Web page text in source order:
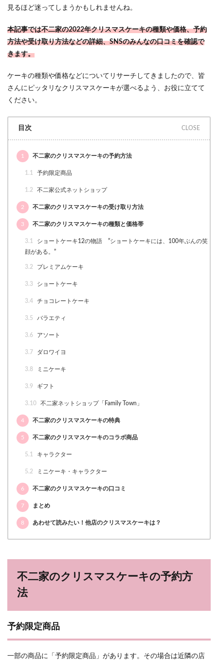
見るほど迷ってしまうかもしれませんね。
本記事では不二家の2022年クリスマスケーキの種類や価格、予約
方法や受け取り方法などの詳細、SNSのみんなの口コミを確認で
きます。
ケーキの種類や価格などについてリサーチしてきましたので、皆
さんにピッタリなクリスマスケーキが選べるよう、お役に立てて
ください。
目次
1 不二家のクリスマスケーキの予約方法
1.1 予約限定商品
1.2 不二家公式ネットショップ
2 不二家のクリスマスケーキの受け取り方法
3 不二家のクリスマスケーキの種類と価格帯
3.1
ショートケーキ12の物語 ”ショートケーキには、100年ぶんの笑
顔がある。”
3.2 プレミアムケーキ
3.3 ショートケーキ
3.4 チョコレートケーキ
3.5 バラエティ
3.6 アソート
3.7 ダロワイヨ
3.8 ミニケーキ
3.9 ギフト
3.10 不二家ネットショップ「Family Town」
4 不二家のクリスマスケーキの特典
5 不二家のクリスマスケーキのコラボ商品
5.1 キャラクター
5.2 ミニケーキ・キャラクター
6 不二家のクリスマスケーキの口コミ
7 まとめ
8 あわせて読みたい！他店のクリスマスケーキは？
不二家のクリスマスケーキの予約方
法
予約限定商品
一部の商品に「予約限定商品」があります。その場合は近隣の店